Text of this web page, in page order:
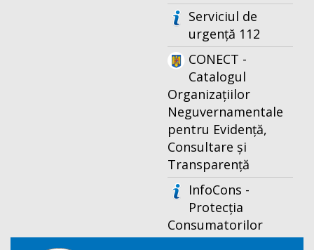
Serviciul de
urgență 112
CONECT -
Catalogul
Organizațiilor
Neguvernamentale
pentru Evidență,
Consultare și
Transparență
InfoCons -
Protecția
Consumatorilor